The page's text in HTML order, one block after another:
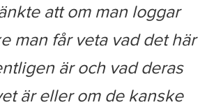
att om man loggar
man får veta vad det här
är och vad deras
är eller om de kanske